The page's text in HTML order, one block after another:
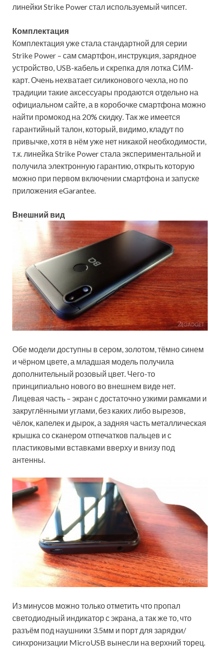
линейки Strike Power стал используемый чипсет.
Комплектация
Комплектация уже стала стандартной для серии
Strike Power – сам смартфон, инструкция, зарядное
устройство, USB-кабель и скрепка для лотка СИМ-
карт. Очень нехватает силиконового чехла, но по
традиции такие аксессуары продаются отдельно на
официальном сайте, а в коробочке смартфона можно
найти промокод на 20% скидку. Так же имеется
гарантийный талон, который, видимо, кладут по
привычке, хотя в нём уже нет никакой необходимости,
т.к. линейка Strike Power стала экспериментальной и
получила электронную гарантию, открыть которую
можно при первом включении смартфона и запуске
приложения eGarantee.
Внешний вид
Обе модели доступны в сером, золотом, тёмно синем
и чёрном цвете, а младшая модель получила
дополнительный розовый цвет. Чего-то
принципиально нового во внешнем виде нет.
Лицевая часть – экран с достаточно узкими рамками и
закруглёнными углами, без каких либо вырезов,
чёлок, капелек и дырок, а задняя часть металлическая
крышка со сканером отпечатков пальцев и с
пластиковыми вставками вверху и внизу под
антенны.
Из минусов можно только отметить что пропал
светодиодный индикатор с экрана, а так же то, что
разъём под наушники 3.5мм и порт для зарядки/
синхронизации MicroUSB вынесли на верхний торец.